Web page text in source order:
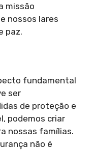
missão
nossos lares
paz.
fundamental
ser
de proteção e
podemos criar
nossas famílias.
não é